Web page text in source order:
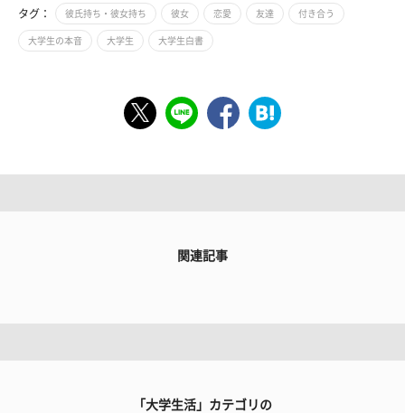
タグ： 彼氏持ち・彼女持ち 彼女 恋愛 友達 付き合う
大学生の本音 大学生 大学生白書
関連記事
「大学生活」カテゴリの